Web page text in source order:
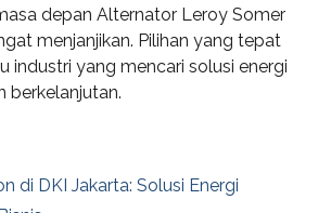
depan Alternator Leroy Somer
menjanjikan. Pilihan yang tepat
industri yang mencari solusi energi
berkelanjutan.
di DKI Jakarta: Solusi Energi